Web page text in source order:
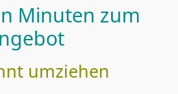
Minuten zum
umziehen